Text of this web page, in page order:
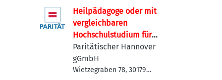
Heilpädagoge oder mit
vergleichbaren
Hochschulstudium für
inklusive Kita Wietzegraben
(m/w/d)
Paritätischer Hannover
gGmbH
Wietzegraben 78, 30179